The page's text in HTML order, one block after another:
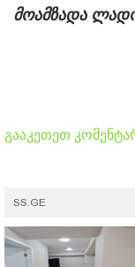
მოამზადა
გააკეთეთ
SS.GE